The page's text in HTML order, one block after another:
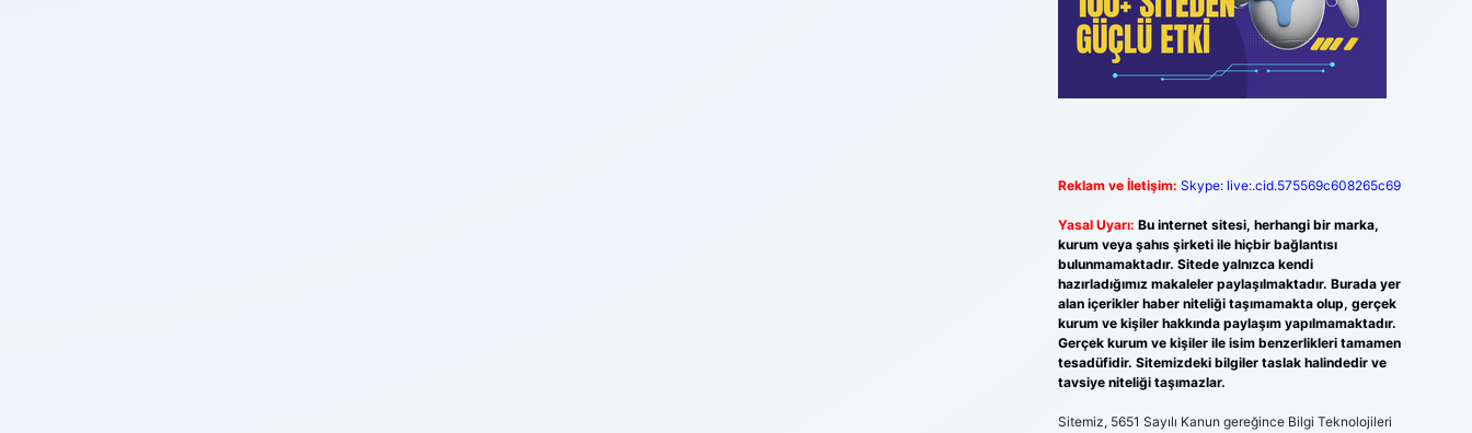
Reklam ve İletişim: Skype: live:.cid.575569c608265c69
Yasal Uyarı: Bu internet sitesi, herhangi bir marka,
kurum veya şahıs şirketi ile hiçbir bağlantısı
bulunmamaktadır. Sitede yalnızca kendi
hazırladığımız makaleler paylaşılmaktadır. Burada yer
alan içerikler haber niteliği taşımamakta olup, gerçek
kurum ve kişiler hakkında paylaşım yapılmamaktadır.
Gerçek kurum ve kişiler ile isim benzerlikleri tamamen
tesadüfidir. Sitemizdeki bilgiler taslak halindedir ve
tavsiye niteliği taşımazlar.
Sitemiz, 5651 Sayılı Kanun gereğince Bilgi Teknolojileri